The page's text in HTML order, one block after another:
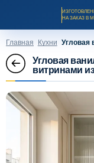
НА ЗАКАЗ В
Каталог мебели на
Главная Кухни Угловая
Угловая
витринами